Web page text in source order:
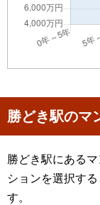
勝どき駅のマ
勝どき駅にある
ションを選択す
す。